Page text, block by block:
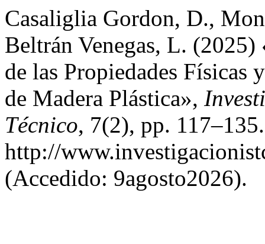
Casaliglia Gordon, D.,
Beltrán Venegas, L.
de las Propiedades Físicas
de Madera Plástica»,
Técnico, 7(2), pp.
http://
(Accedido: 9agosto2026).